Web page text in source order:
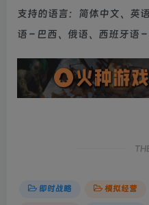
支持的语言：简体中文、英
语 – 巴西、俄语、西班牙语
即时战略 模拟经营